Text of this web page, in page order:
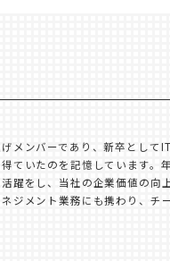
メンバーであり、新卒として
ていたのを記憶しています
躍をし、当社の企業価値の
ジメント業務にも携わり、チ